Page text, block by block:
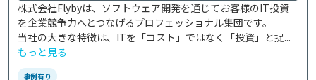
株式会社Flybyは、ソフトウェア開発を通じてお客様のIT投資
を企業競争力へとつなげるプロフェッショナル集団です。
当社の大きな特徴は、ITを「コスト」ではなく「投資」と捉...
もっと見る
事例有り